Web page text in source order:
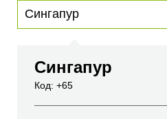
Сингапур
Код: +65